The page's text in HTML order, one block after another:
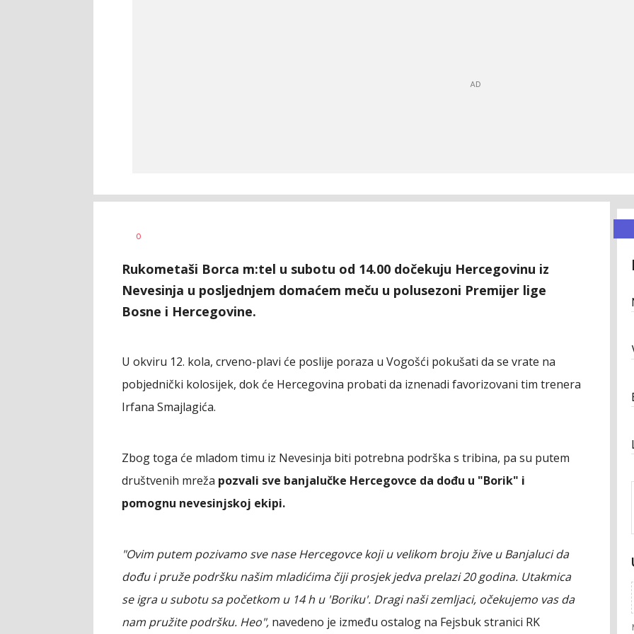
AUTOR
0
Rukometaši Borca m:tel u subotu od 14.00 dočekuju Hercegovinu iz
Nevesinja u posljednjem domaćem meču u polusezoni Premijer lige
Bosne i Hercegovine.
U okviru 12. kola, crveno-plavi će poslije poraza u Vogošći pokušati da se vrate na
pobjednički kolosijek, dok će Hercegovina probati da iznenadi favorizovani tim trenera
Irfana Smajlagića.
Zbog toga će mladom timu iz Nevesinja biti potrebna podrška s tribina, pa su putem
društvenih mreža pozvali sve banjalučke Hercegovce da dođu u "Borik" i
pomognu nevesinjskoj ekipi.
"Ovim putem pozivamo sve nase Hercegovce koji u velikom broju žive u Banjaluci da
dođu i pruže podršku našim mladićima čiji prosjek jedva prelazi 20 godina. Utakmica
se igra u subotu sa početkom u 14 h u 'Boriku'. Dragi naši zemljaci, očekujemo vas da
nam pružite podršku. Heo", navedeno je između ostalog na Fejsbuk stranici RK